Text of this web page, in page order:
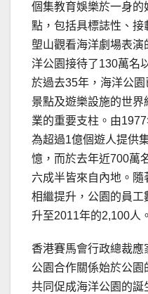
個集教育娛樂於一身
點，包括具標誌性、接
塱山觀看海洋劇場表
洋公園接待了130萬名
於過去35年，海洋公
景點及遊樂設施的世
業的重要支柱。由
為超過1億個遊人提供
憶，而於去年近700萬
六成半皆來自內地。
相繼提升，公園的員工
升至2011年的2,100人。
香港賽馬會行政總裁
公園合作關係始於公
共同促成海洋公園的